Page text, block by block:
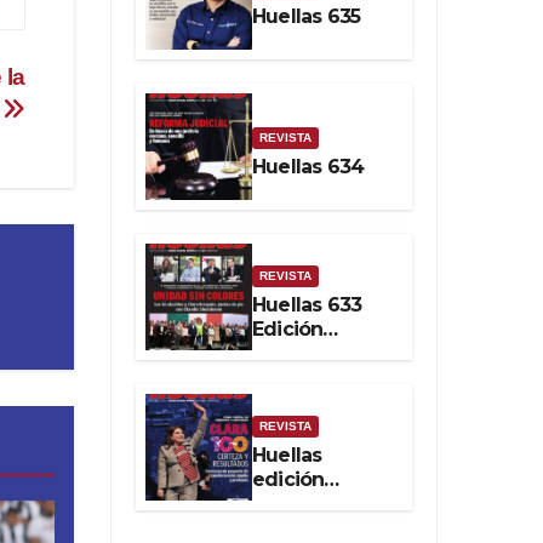
la
Soberanía
Real
Huellas 635
REVISTA
Huellas 634
REVISTA
Huellas 633
Edición
REVISTA
Huellas
edición